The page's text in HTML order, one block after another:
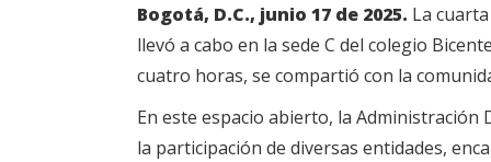
Bogotá, D.C., junio 17 de 2025. La
llevó a cabo en la sede C del colegio
cuatro horas, se compartió con la
En este espacio abierto, la
la participación de diversas entidades,